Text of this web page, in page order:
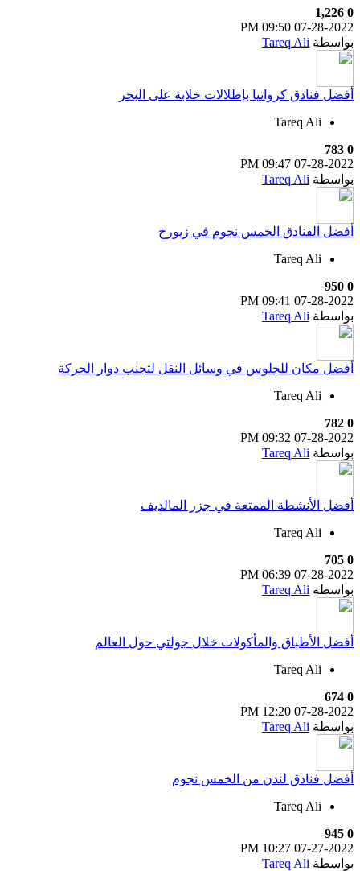
0
1,226
07-28-2022
09:50 PM
بواسطة Tareq Ali
أفضل فنادق كرواتيا بإطلالات خلابة على البحر
Tareq Ali
0
783
07-28-2022
09:47 PM
بواسطة Tareq Ali
أفضل الفنادق الخمس نجوم في زيورخ
Tareq Ali
0
950
07-28-2022
09:41 PM
بواسطة Tareq Ali
أفضل مكان للجلوس في وسائل النقل لتجنب دوار الحركة
Tareq Ali
0
782
07-28-2022
09:32 PM
بواسطة Tareq Ali
أفضل الأنشطة الممتعة في جزر المالديف
Tareq Ali
0
705
07-28-2022
06:39 PM
بواسطة Tareq Ali
أفضل الأطباق والمأكولات خلال جولتي حول العالم
Tareq Ali
0
674
07-28-2022
12:20 PM
بواسطة Tareq Ali
أفضل فنادق لندن من الخمس نجوم
Tareq Ali
0
945
07-27-2022
10:27 PM
بواسطة Tareq Ali